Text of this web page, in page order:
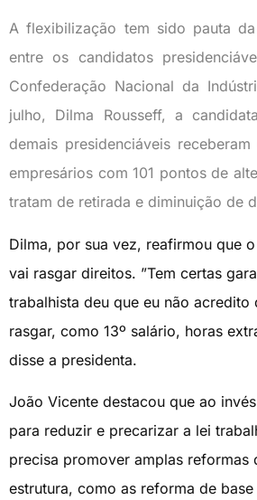
A flexibilização tem sido pauta
entre os candidatos
Confederação Nacional da
julho, Dilma Rousseff, a
demais presidenciáveis
empresários com 101 pontos de
tratam de retirada e diminuição de
Dilma, por sua vez, reafirmou que
vai rasgar direitos. ”Tem certas
trabalhista deu que eu não acredito
rasgar, como 13º salário, horas
disse a presidenta.
João Vicente destacou que ao
para reduzir e precarizar a lei
precisa promover amplas reformas
estrutura, como as reforma de